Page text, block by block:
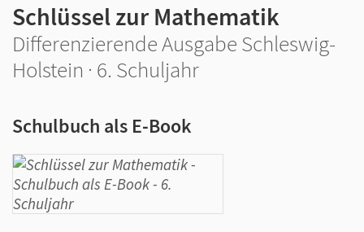
Schlüssel zur Mathematik
Differenzierende Ausgabe Schleswig-
Holstein · 6. Schuljahr
Schulbuch als E-Book